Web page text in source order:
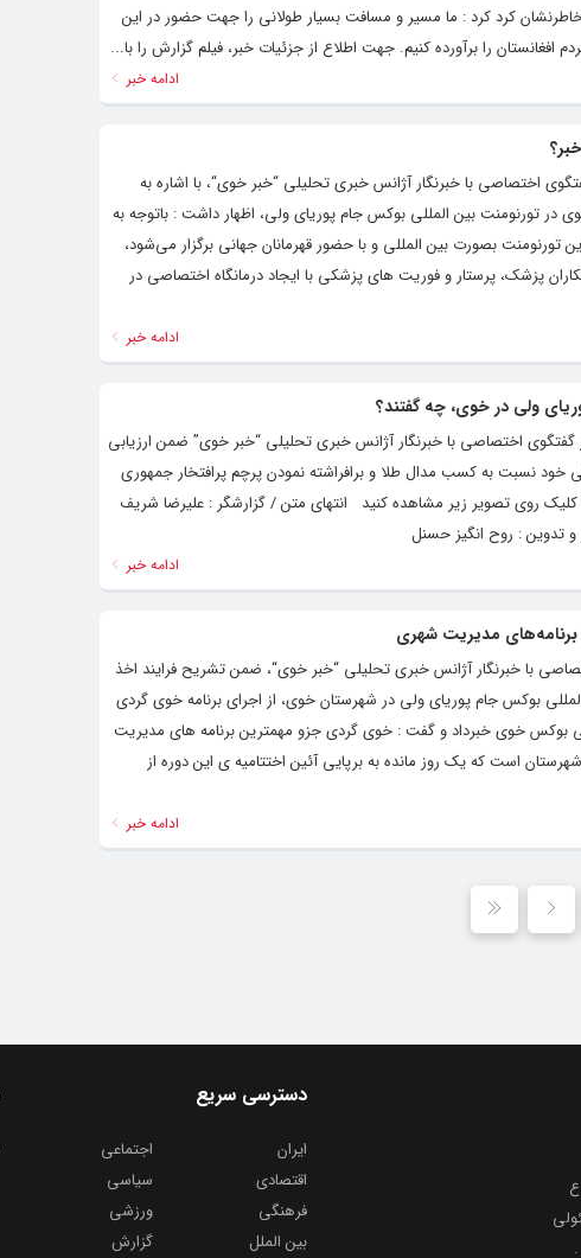
کرد کرد : ما مسیر و مسافت بسیار طولانی را جهت حضور در این
را برآورده کنیم. جهت اطلاع از جزئیات خبر، فیلم گزارش را با...
ادامه خبر
اختصاصی با خبرنگار آژانس خبری تحلیلی “خبر خوی“، با اشاره به
در تورنومنت بین المللی بوکس جام پوریای ولی، اظهار داشت : باتوجه به
بصورت بین المللی و با حضور قهرمانان جهانی برگزار می‌شود،
پزشک، پرستار و فوریت های پزشکی با ایجاد درمانگاه اختصاصی در
ادامه خبر
ولی در خوی، چه گفتند؟
گفتگوی اختصاصی با خبرنگار آژانس خبری تحلیلی “خبر خوی” ضمن ارزیابی
خود نسبت به کسب مدال طلا و برافراشته نمودن پرچم پرافتخار جمهوری
کلیک روی تصویر زیر مشاهده کنید انتهای متن / گزارشگر : علیرضا شریف
و تدوین : روح انگیز حسنل
ادامه خبر
برنامه‌های مدیریت شهری
با خبرنگار آژانس خبری تحلیلی “خبر خوی“، ضمن تشریح فرایند اخذ
بوکس جام پوریای ولی در شهرستان خوی، از اجرای برنامه خوی گردی
بوکس خوی خبرداد و گفت : خوی گردی جزو مهمترین برنامه های مدیریت
است که یک روز مانده به برپایی آئین اختتامیه ی این دوره از
ادامه خبر
مسئولی
دسترسی سریع
ایران
اجتماعی
اقتصادی
سیاسی
فرهنگی
ورزشی
بین الملل
گزارش